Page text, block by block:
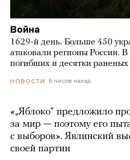
Война
1629-й день. Больше 450
атаковали регионы России.
погибших и десятки раненых
НОВОСТИ 6 часов назад
«„Яблоко“ предложило
за мир — поэтому его
с выборов». Явлинский
своей партии